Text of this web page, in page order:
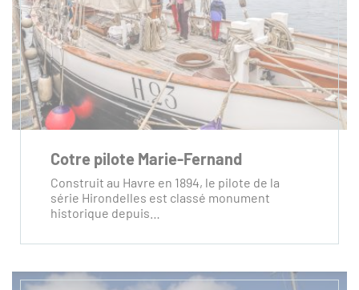
Cotre pilote Marie-Fernand
Construit au Havre en 1894, le pilote de la
série Hirondelles est classé monument
historique depuis…